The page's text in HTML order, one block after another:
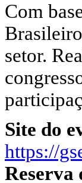
Com
setor.
Site do
https://
Reserva